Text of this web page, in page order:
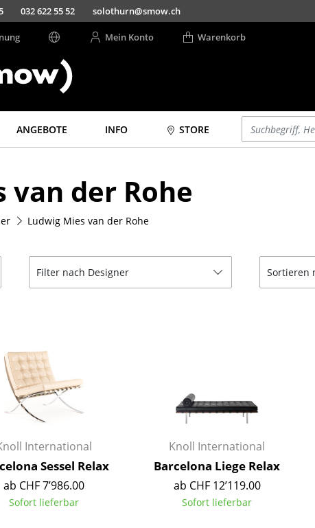
032 622 55 52 solothurn@smow.ch
Mein Konto Warenkorb
ANGEBOTE INFO STORE Einen
Hängeleuchten &
Deckenleuchten
Tischleuchten
Stehleuchten &
Leseleuchten
Bodenleuchten
... alle Leuchten
Doppelbetten
Einzelbetten
Nachttische &
Bettzubehör
... alle Betten
van der Rohe
Ludwig Mies van der Rohe
Filter nach Designer Sortieren
International
Sessel Relax
ab CHF 7’986.00
Sofort lieferbar
Knoll International
Barcelona Liege Relax
ab CHF 12’119.00
Sofort lieferbar